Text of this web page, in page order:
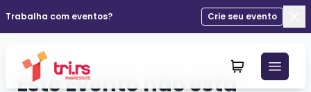
Trabalha com eventos?
Crie seu evento
Este Evento não está